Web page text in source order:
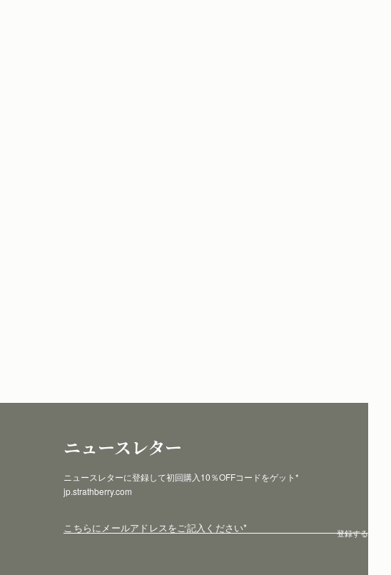
ニュースレター
ニュースレターに登録して初回購入10％OFFコードをゲット*
jp.strathberry.com
こちらにメールアドレスをご記入ください* 登録する